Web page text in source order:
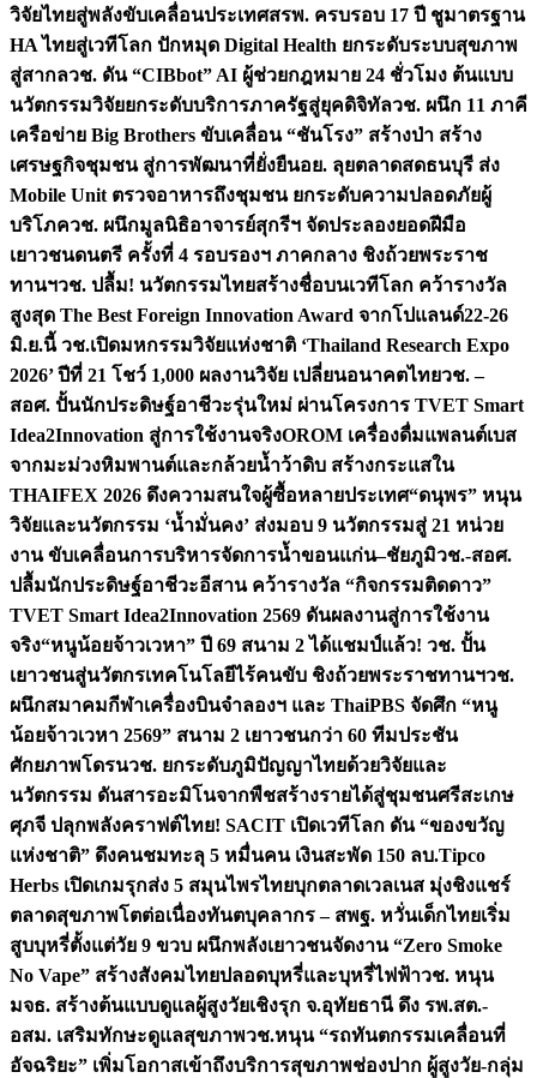
วิจัยไทยสู่พลังขับเคลื่อนประเทศสรพ. ครบรอบ 17 ปี ชูมาตรฐาน
HA ไทยสู่เวทีโลก ปักหมุด Digital Health ยกระดับระบบสุขภาพ
สู่สากลวช. ดัน “CIBbot” AI ผู้ช่วยกฎหมาย 24 ชั่วโมง ต้นแบบ
นวัตกรรมวิจัยยกระดับบริการภาครัฐสู่ยุคดิจิทัลวช. ผนึก 11 ภาคี
เครือข่าย Big Brothers ขับเคลื่อน “ชันโรง” สร้างป่า สร้าง
เศรษฐกิจชุมชน สู่การพัฒนาที่ยั่งยืนอย. ลุยตลาดสดธนบุรี ส่ง
Mobile Unit ตรวจอาหารถึงชุมชน ยกระดับความปลอดภัยผู้
บริโภควช. ผนึกมูลนิธิอาจารย์สุกรีฯ จัดประลองยอดฝีมือ
เยาวชนดนตรี ครั้งที่ 4 รอบรองฯ ภาคกลาง ชิงถ้วยพระราช
ทานฯวช. ปลื้ม! นวัตกรรมไทยสร้างชื่อบนเวทีโลก คว้ารางวัล
สูงสุด The Best Foreign Innovation Award จากโปแลนด์22-26
มิ.ย.นี้ วช.เปิดมหกรรมวิจัยแห่งชาติ ‘Thailand Research Expo
2026’ ปีที่ 21 โชว์ 1,000 ผลงานวิจัย เปลี่ยนอนาคตไทยวช. –
สอศ. ปั้นนักประดิษฐ์อาชีวะรุ่นใหม่ ผ่านโครงการ TVET Smart
Idea2Innovation สู่การใช้งานจริงOROM เครื่องดื่มแพลนต์เบส
จากมะม่วงหิมพานต์และกล้วยน้ำว้าดิบ สร้างกระแสใน
THAIFEX 2026 ดึงความสนใจผู้ซื้อหลายประเทศ“ดนุพร” หนุน
วิจัยและนวัตกรรม ‘น้ำมั่นคง’ ส่งมอบ 9 นวัตกรรมสู่ 21 หน่วย
งาน ขับเคลื่อนการบริหารจัดการน้ำขอนแก่น–ชัยภูมิวช.-สอศ.
ปลื้มนักประดิษฐ์อาชีวะอีสาน คว้ารางวัล “กิจกรรมติดดาว”
TVET Smart Idea2Innovation 2569 ดันผลงานสู่การใช้งาน
จริง“หนูน้อยจ้าวเวหา” ปี 69 สนาม 2 ได้แชมป์แล้ว! วช. ปั้น
เยาวชนสู่นวัตกรเทคโนโลยีไร้คนขับ ชิงถ้วยพระราชทานฯวช.
ผนึกสมาคมกีฬาเครื่องบินจำลองฯ และ ThaiPBS จัดศึก “หนู
น้อยจ้าวเวหา 2569” สนาม 2 เยาวชนกว่า 60 ทีมประชัน
ศักยภาพโดรนวช. ยกระดับภูมิปัญญาไทยด้วยวิจัยและ
นวัตกรรม ดันสารอะมิโนจากพืชสร้างรายได้สู่ชุมชนศรีสะเกษ
ศุภจี ปลุกพลังคราฟต์ไทย! SACIT เปิดเวทีโลก ดัน “ของขวัญ
แห่งชาติ” ดึงคนชมทะลุ 5 หมื่นคน เงินสะพัด 150 ลบ.Tipco
Herbs เปิดเกมรุกส่ง 5 สมุนไพรไทยบุกตลาดเวลเนส มุ่งชิงแชร์
ตลาดสุขภาพโตต่อเนื่องทันตบุคลากร – สพฐ. หวั่นเด็กไทยเริ่ม
สูบบุหรี่ตั้งแต่วัย 9 ขวบ ผนึกพลังเยาวชนจัดงาน “Zero Smoke
No Vape” สร้างสังคมไทยปลอดบุหรี่และบุหรี่ไฟฟ้าวช. หนุน
มจธ. สร้างต้นแบบดูแลผู้สูงวัยเชิงรุก จ.อุทัยธานี ดึง รพ.สต.-
อสม. เสริมทักษะดูแลสุขภาพวช.หนุน “รถทันตกรรมเคลื่อนที่
อัจฉริยะ” เพิ่มโอกาสเข้าถึงบริการสุขภาพช่องปาก ผู้สูงวัย-กลุ่ม